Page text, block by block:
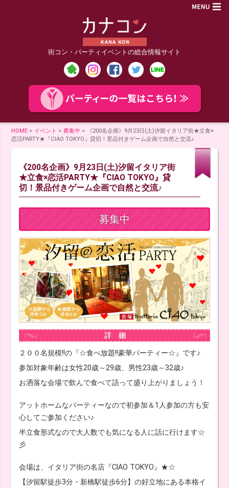
街コン・パーティイベントの総合情報サイト
HOME > イベント >募集中 >
《200名企画》9月23日(土)汐留イタリア街★立食×
恋活PARTY★『CIAO TOKYO』貸切！景品付きゲーム企画で自然と交流♪
《200名企画》9月23日(土)汐留イタリア街
★立食×恋活PARTY★『CIAO TOKYO』貸
切！景品付きゲーム企画で自然と交流♪
募集中
２００名規模!!の『☆食べ放題!!豪華パーティー☆』です♪
参加対象年齢は女性20歳～29歳、男性23歳～32歳♪
お洒落な会場で飲んで食べて語って盛り上がりましょう！
アットホームなパーティーなので初参加＆1人参加の方も安
心してご参加ください♪
半立食形式なので大人数でも気になる人に話に行けます☆
彡
会場は、イタリア街の名店『CIAO TOKYO』★☆
【汐留駅徒歩3分・新橋駅徒歩6分】の好立地にある本格イ